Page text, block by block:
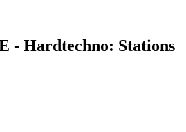
- Hardtechno: Stations